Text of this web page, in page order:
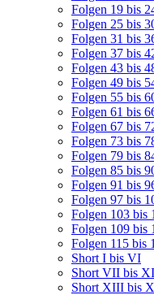
Folgen 19 bis
Folgen 25 bis
Folgen 31 bis
Folgen 37 bis
Folgen 43 bis
Folgen 49 bis
Folgen 55 bis
Folgen 61 bis
Folgen 67 bis
Folgen 73 bis
Folgen 79 bis
Folgen 85 bis
Folgen 91 bis
Folgen 97 bis
Folgen 103 bis
Folgen 109 bis
Folgen 115 bis
Short I bis VI
Short VII bis
Short XIII bis